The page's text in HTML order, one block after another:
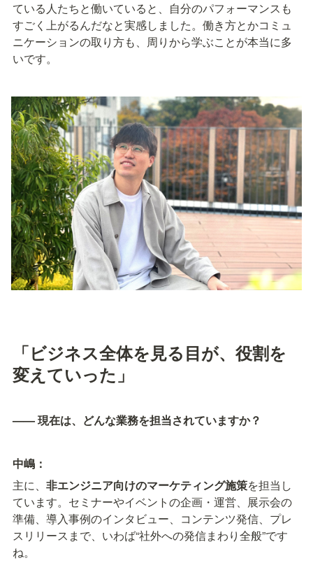
ている人たちと働いていると、自分のパフォーマンスも
すごく上がるんだなと実感しました。働き方とかコミュ
ニケーションの取り方も、周りから学ぶことが本当に多
いです。
「ビジネス全体を見る目が、役割を
変えていった」
—— 現在は、どんな業務を担当されていますか？
中嶋：
主に、 非エンジニア向けのマーケティング施策を担当し
ています。セミナーやイベントの企画・運営、展示会の
準備、導入事例のインタビュー、コンテンツ発信、プレ
スリリースまで、いわば“社外への発信まわり全般”です
ね。